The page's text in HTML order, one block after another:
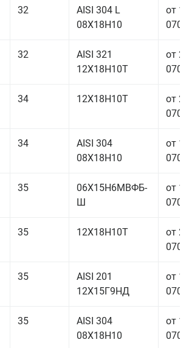
32
AISI 304 L
08Х18Н10
от
32
AISI 321
12Х18Н10Т
от
34 12Х18Н10Т
от
34
AISI 304
08Х18Н10
от
35
06Х15Н6МВФБ-
Ш
от
35 12Х18Н10Т
от
35
AISI 201
12Х15Г9НД
от
35
AISI 304
08Х18Н10
от